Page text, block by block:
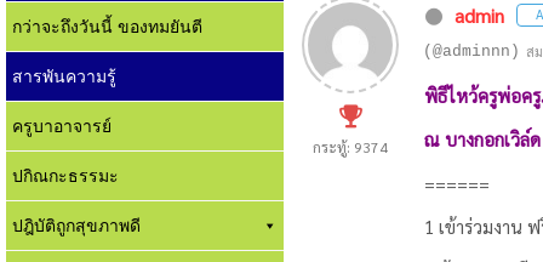
กว่าจะถึงวันนี้ ของทมยันตี
สารพันความรู้
ครูบาอาจารย์
ปกิณกะธรรมะ
ปฎิบัติถูกสุขภาพดี
กระทู้: 9374
admin
(@adminnn) ส
พิธีไหว้ครูพ่อครู
ณ บางกอกเวิล์
======
1 เข้าร่วมงาน